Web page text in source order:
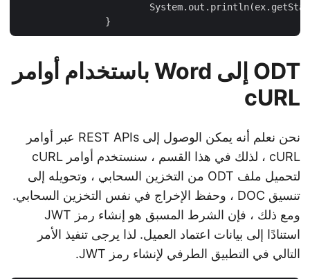
			System.out.println(ex.getStackTrace());
ODT إلى Word باستخدام أوامر
cURL
نحن نعلم أنه يمكن الوصول إلى REST APIs عبر أوامر
cURL ، لذلك في هذا القسم ، سنستخدم أوامر cURL
لتحميل ملف ODT من التخزين السحابي ، وتحويله إلى
تنسيق DOC ، وحفظ الإخراج في نفس التخزين السحابي.
ومع ذلك ، فإن الشرط المسبق هو إنشاء رمز JWT
استنادًا إلى بيانات اعتماد العميل. لذا يرجى تنفيذ الأمر
التالي في التطبيق الطرفي لإنشاء رمز JWT.